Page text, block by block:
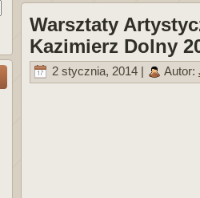
Warsztaty
Kazimierz Dolny
2 stycznia, 2014 | Autor: